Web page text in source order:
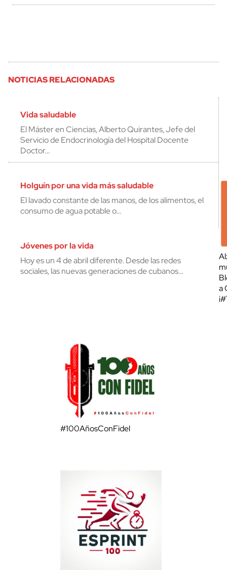
NOTICIAS RELACIONADAS
Vida saludable
El Máster en Ciencias, Alberto Quirantes, Jefe del
Servicio de Endocrinología del Hospital Docente
Doctor…
Holguín por una vida más saludable
El lavado constante de las manos, de los alimentos, el
consumo de agua potable o…
Jóvenes por la vida
Hoy es un 4 de abril diferente. Desde las redes
sociales, las nuevas generaciones de cubanos…
a
#100AñosConFidel